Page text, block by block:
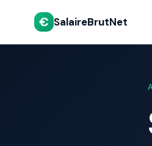
€ SalaireBrutNet